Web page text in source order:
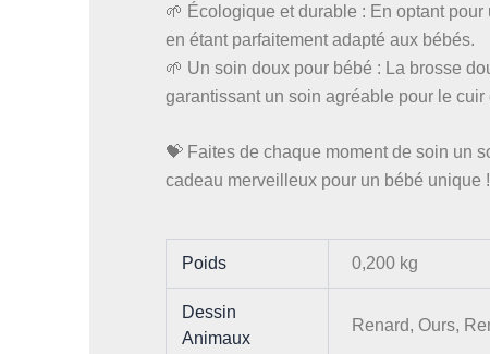
🌱 Écologique et durable : En optant
en étant parfaitement adapté aux bébés.
🌱 Un soin doux pour bébé : La brosse
garantissant un soin agréable pour le cuir
💝 Faites de chaque moment de soin un
cadeau merveilleux pour un bébé unique
Poids 0,200 kg
Dessin
Animaux
Renard, Ours,